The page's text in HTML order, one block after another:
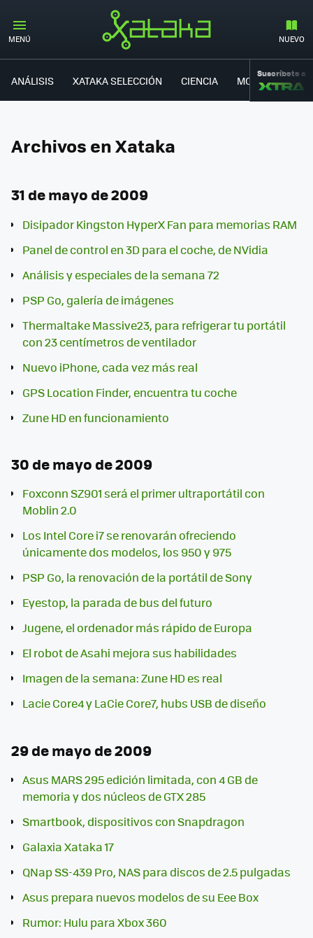
MENÚ NUEVO
ANÁLISIS XATAKA SELECCIÓN CIENCIA MOVILIDAD
Suscríbete a
Archivos en Xataka
31 de mayo de 2009
Disipador Kingston HyperX Fan para memorias RAM
Panel de control en 3D para el coche, de NVidia
Análisis y especiales de la semana 72
PSP Go, galería de imágenes
Thermaltake Massive23, para refrigerar tu portátil
con 23 centímetros de ventilador
Nuevo iPhone, cada vez más real
GPS Location Finder, encuentra tu coche
Zune HD en funcionamiento
30 de mayo de 2009
Foxconn SZ901 será el primer ultraportátil con
Moblin 2.0
Los Intel Core i7 se renovarán ofreciendo
únicamente dos modelos, los 950 y 975
PSP Go, la renovación de la portátil de Sony
Eyestop, la parada de bus del futuro
Jugene, el ordenador más rápido de Europa
El robot de Asahi mejora sus habilidades
Imagen de la semana: Zune HD es real
Lacie Core4 y LaCie Core7, hubs USB de diseño
29 de mayo de 2009
Asus MARS 295 edición limitada, con 4 GB de
memoria y dos núcleos de GTX 285
Smartbook, dispositivos con Snapdragon
Galaxia Xataka 17
QNap SS-439 Pro, NAS para discos de 2.5 pulgadas
Asus prepara nuevos modelos de su Eee Box
Rumor: Hulu para Xbox 360